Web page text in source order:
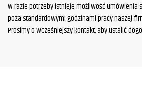
W razie potrzeby istnieje możliwość umówienia
poza standardowymi godzinami pracy naszej
Prosimy o wcześniejszy kontakt, aby ustalić